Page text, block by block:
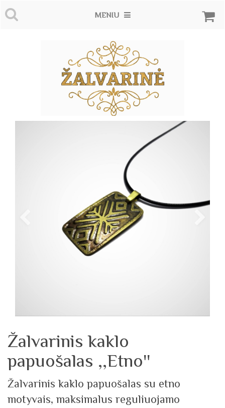
MENIU
Žalvarinis kaklo
papuošalas ,,Etno''
Žalvarinis kaklo papuošalas su etno
motyvais, maksimalus reguliuojamo